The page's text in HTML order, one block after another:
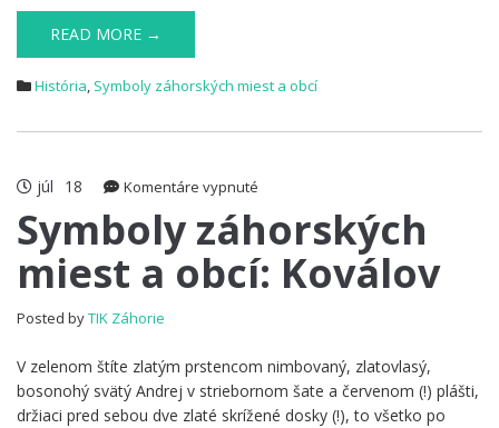
READ MORE →
História, Symboly záhorských miest a obcí
júl 18 Komentáre vypnuté
záhorských
miest
a
Symboly záhorských
miest a obcí: Koválov
Posted byTIK Záhorie
V zelenom štíte zlatým prstencom nimbovaný, zlatovlasý,
bosonohý svätý Andrej v striebornom šate a červenom (!) plášti,
držiaci pred sebou dve zlaté skrížené dosky (!), to všetko po